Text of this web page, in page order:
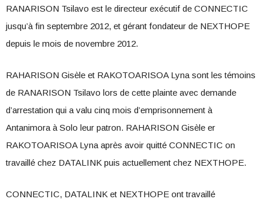
RANARISON Tsilavo est le directeur exécutif de CONNECTIC
jusqu’à fin septembre 2012, et gérant fondateur de NEXTHOPE
depuis le mois de novembre 2012.
RAHARISON Gisèle et RAKOTOARISOA Lyna sont les témoins
de RANARISON Tsilavo lors de cette plainte avec demande
d’arrestation qui a valu cinq mois d’emprisonnement à
Antanimora à Solo leur patron. RAHARISON Gisèle er
RAKOTOARISOA Lyna après avoir quitté CONNECTIC on
travaillé chez DATALINK puis actuellement chez NEXTHOPE.
CONNECTIC, DATALINK et NEXTHOPE ont travaillé